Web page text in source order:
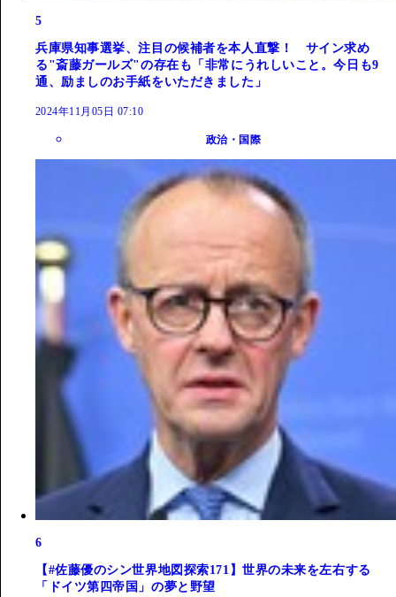
5
兵庫県知事選挙、注目の候補者を本人直撃！ サイン求め
る"斎藤ガールズ"の存在も「非常にうれしいこと。今日も9
通、励ましのお手紙をいただきました」
2024年11月05日 07:10
政治・国際
6
【#佐藤優のシン世界地図探索171】世界の未来を左右する
「ドイツ第四帝国」の夢と野望